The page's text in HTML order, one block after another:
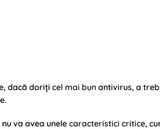
dacă doriți cel mai bun antivirus, a
va avea unelecaracteristici critice,